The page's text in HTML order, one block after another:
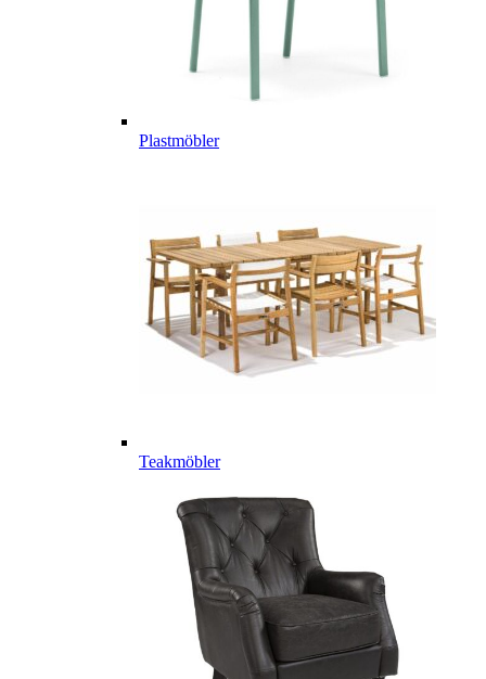
Plastmöbler
Teakmöbler